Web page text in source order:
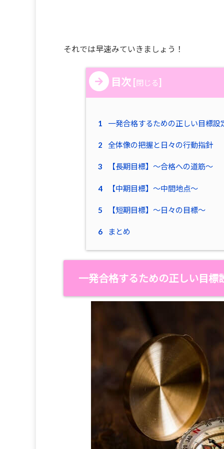
それでは早速みていきましょう！
目次 [閉じる]
1 一発合格するための正しい目標設
2 全体像の把握と日々の行動指針
3 【長期目標】〜合格への道筋〜
4 【中期目標】〜中間地点〜
5 【短期目標】〜日々の目標〜
6 まとめ
一発合格するための正しい目標